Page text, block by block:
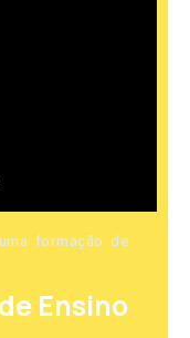
formação de
Ensino